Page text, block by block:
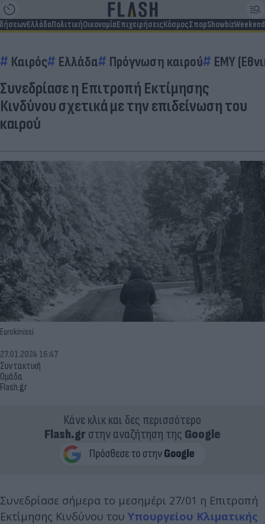
ΕλλάδαΠολιτικήΟικονομίαΕπιχειρήσειςΚόσμοςΣπορShowbizWeekend
Καιρός Ελλάδα Πρόγνωση καιρού ΕΜΥ
Συνεδρίασε η Επιτροπή Εκτίμησης
Κινδύνου σχετικά με την επιδείνωση του
καιρού
Eurokinissi
Συντακτική
Ομάδα
Flash.gr
27.01.2024 16:47
Κάνε κλικ και δες περισσότερο
Flash.grστην αναζήτηση της Google
Συνεδρίασε σήμερα το μεσημέρι 27/01 η Επιτροπή
Εκτίμησης Κινδύνου του Υπουργείου Κλιματικής